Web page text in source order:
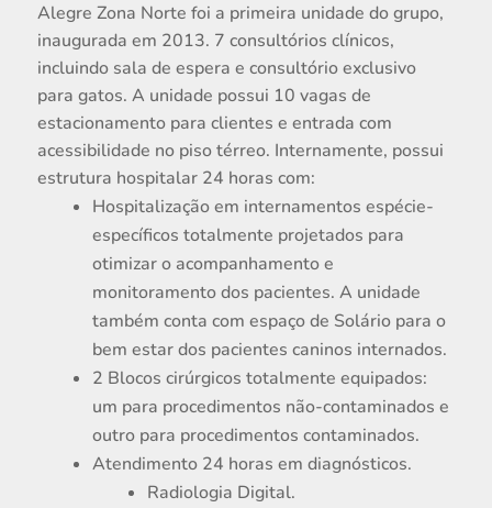
Alegre Zona Norte foi a primeira unidade do grupo,
inaugurada em 2013. 7 consultórios clínicos,
incluindo sala de espera e consultório exclusivo
para gatos. A unidade possui 10 vagas de
estacionamento para clientes e entrada com
acessibilidade no piso térreo. Internamente, possui
estrutura hospitalar 24 horas com:
Hospitalização em internamentos espécie-
específicos totalmente projetados para
otimizar o acompanhamento e
monitoramento dos pacientes. A unidade
também conta com espaço de Solário para o
bem estar dos pacientes caninos internados.
2 Blocos cirúrgicos totalmente equipados:
um para procedimentos não-contaminados e
outro para procedimentos contaminados.
Atendimento 24 horas em diagnósticos.
Radiologia Digital.